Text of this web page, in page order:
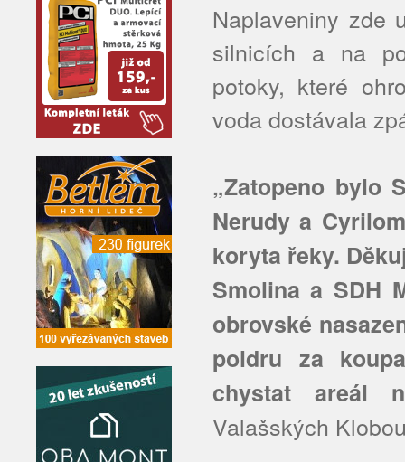
Naplaveniny zde
silnicích a na
potoky, které
voda dostávala
„Zatopeno bylo
Nerudy a
koryta řeky.
Smolina a SDH
obrovské
poldru za
chystat areál
Valašských